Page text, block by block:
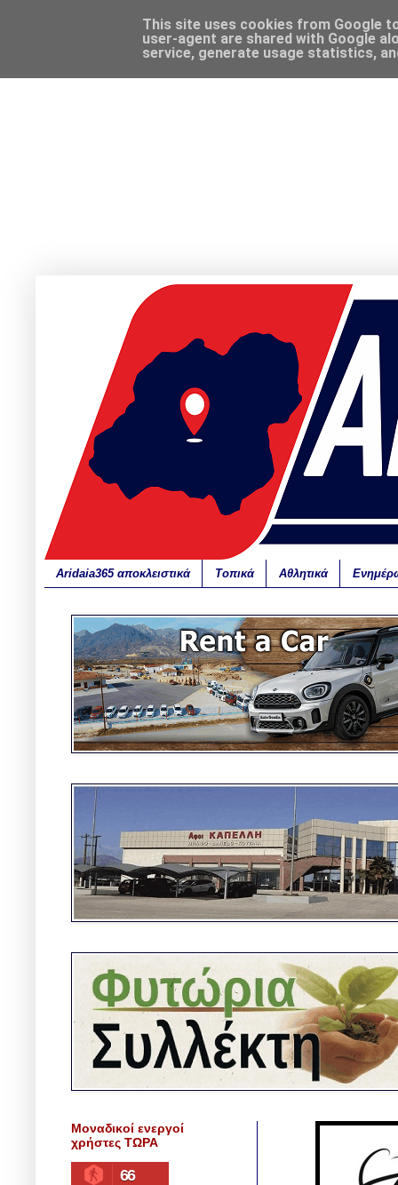
Aridaia365 αποκλειστικά Τοπικά Αθλητικά
Μοναδικοί ενεργοί
χρήστες ΤΩΡΑ
66
This site uses cookies from Google
user-agent are shared with Google
service, generate usage statistics,